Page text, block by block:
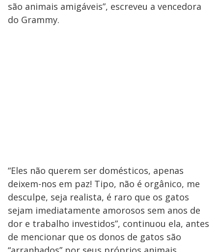
são animais amigáveis”, escreveu a vencedora
do Grammy.
“Eles não querem ser domésticos, apenas
deixem-nos em paz! Tipo, não é orgânico, me
desculpe, seja realista, é raro que os gatos
sejam imediatamente amorosos sem anos de
dor e trabalho investidos”, continuou ela, antes
de mencionar que os donos de gatos são